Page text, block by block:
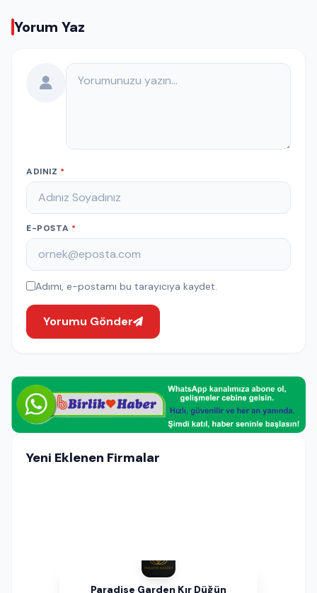
Yorum Yaz
Yorumunuz
ADINIZ *
E-POSTA *
Adımı, e-postamı bu tarayıcıya kaydet.
Yorumu Gönder
Yeni Eklenen Firmalar
Paradise Garden Kır Düğün